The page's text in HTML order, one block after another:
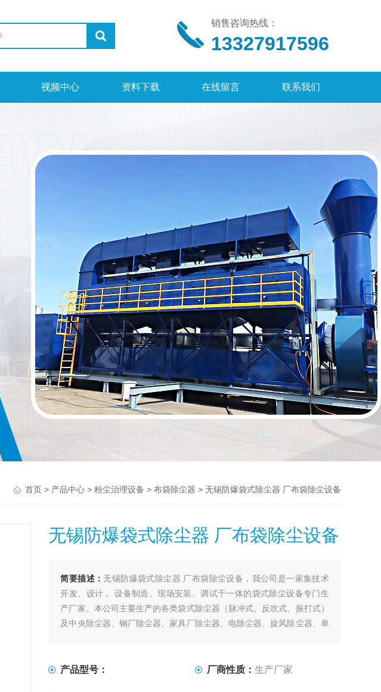
销售咨询热线：
13327917596
视频中心 资料下载 在线留言 联系我们
首页> 产品中心> 粉尘治理设备 > 布袋除尘器 > 无锡防爆袋式除尘器 厂布袋除尘设备
无锡防爆袋式除尘器 厂布袋除尘设备
简要描述：无锡防爆袋式除尘器 厂布袋除尘设备，我公司是一家集技术
开发、设计， 设备制造、现场安装、调试于一体的袋式除尘设备专门生
产厂家。本公司主要生产的各类袋式除尘器（脉冲式、反吹式、振打式）
及中央除尘器、钢厂除尘器、家具厂除尘器、电除尘器、旋风除尘器、单
产品型号： 厂商性质： 生产厂家